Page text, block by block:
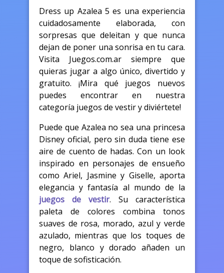
Dress up Azalea 5 es una experiencia
cuidadosamente elaborada, con
sorpresas que deleitan y que nunca
dejan de poner una sonrisa en tu cara.
Visita Juegos.com.ar siempre que
quieras jugar a algo único, divertido y
gratuito. ¡Mira qué juegos nuevos
puedes encontrar en nuestra
categoría juegos de vestir y diviértete!
Puede que Azalea no sea una princesa
Disney oficial, pero sin duda tiene ese
aire de cuento de hadas. Con un look
inspirado en personajes de ensueño
como Ariel, Jasmine y Giselle, aporta
elegancia y fantasía al mundo de la
juegos de vestir. Su característica
paleta de colores combina tonos
suaves de rosa, morado, azul y verde
azulado, mientras que los toques de
negro, blanco y dorado añaden un
toque de sofisticación.